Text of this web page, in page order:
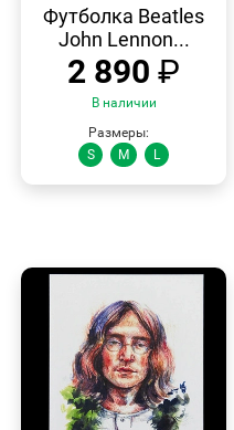
ПРОСМОТР
Футболка Beatles
John Lennon...
2 890 ₽
В наличии
Размеры:
S
M L